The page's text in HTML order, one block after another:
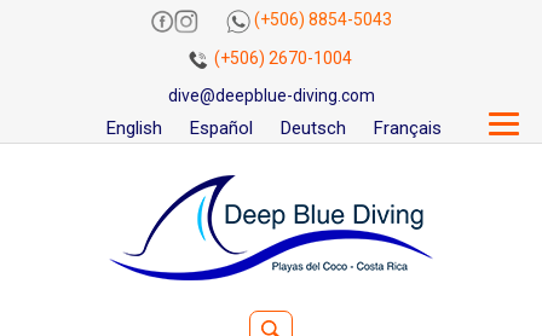
(+506) 8854-5043
(+506) 2670-1004
dive@deepblue-diving.com
English Español Deutsch Français
Rechercher :